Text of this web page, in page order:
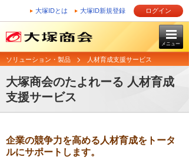
大塚IDとは 大塚ID新規登録 ログイン
メニュー
ソリューション・製品 人材育成支援サービス
大塚商会のたよれーる 人材育成
支援サービス
企業の競争力を高める人材育成をトータ
ルにサポートします。